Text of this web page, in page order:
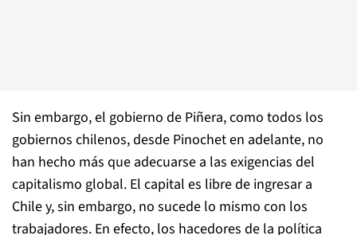
Sin embargo, el gobierno de Piñera, como todos los
gobiernos chilenos, desde Pinochet en adelante, no
han hecho más que adecuarse a las exigencias del
capitalismo global. El capital es libre de ingresar a
Chile y, sin embargo, no sucede lo mismo con los
trabajadores. En efecto, los hacedores de la política